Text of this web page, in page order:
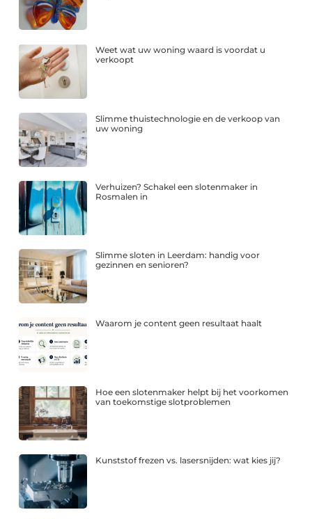
Weet wat uw woning waard is voordat u
verkoopt
Slimme thuistechnologie en de verkoop van
uw woning
Verhuizen? Schakel een slotenmaker in
Rosmalen in
Slimme sloten in Leerdam: handig voor
gezinnen en senioren?
Waarom je content geen resultaat haalt
Hoe een slotenmaker helpt bij het voorkomen
van toekomstige slotproblemen
Kunststof frezen vs. lasersnijden: wat kies jij?